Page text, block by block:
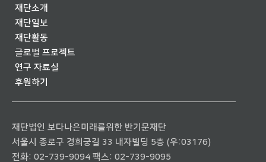
재단소개
재단일보
재단활동
글로벌 프로젝트
연구 자료실
후원하기
재단법인 보다나은미래를위한 반기문재단
서울시 종로구 경희궁길 33 내자빌딩 5층 (우:03176)
전화: 02-739-9094 팩스: 02-739-9095